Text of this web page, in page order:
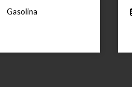
Gasolina